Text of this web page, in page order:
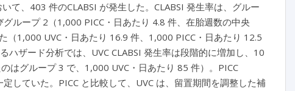
、403 件のCLABSI が発生した。CLABSI 発生率は、グルー
ループ 2（1,000 PICC・日あたり 4.8 件、在胎週数の中央
1,000 UVC・日あたり 16.9 件、1,000 PICC・日あたり 12.5
ザード分析では、UVC CLABSI 発生率は段階的に増加し、10
はグループ 3 で、1,000 UVC・日あたり 85 件）。PICC
していた。PICC と比較して、UVC は、留置期間を調整した補